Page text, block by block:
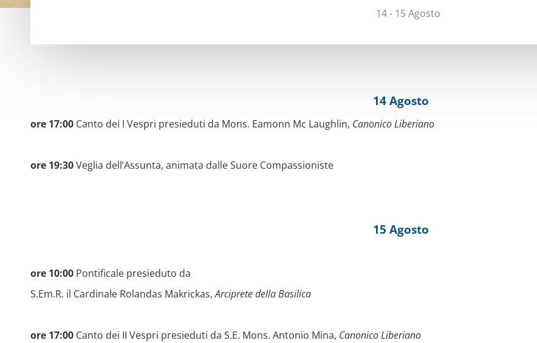
14 - 15 Agosto
14 Agosto
ore 17:00 Canto dei I Vespri presieduti da Mons. Eamonn Mc Laughlin, Canonico Liberiano
ore 19:30Veglia dell’Assunta, animata dalle Suore Compassioniste
15 Agosto
ore 10:00 Pontificale presieduto da
S.Em.R. il Cardinale Rolandas Makrickas,Arciprete della Basilica
ore 17:00 Canto dei II Vespri presieduti da S.E. Mons. Antonio Mina, Canonico Liberiano